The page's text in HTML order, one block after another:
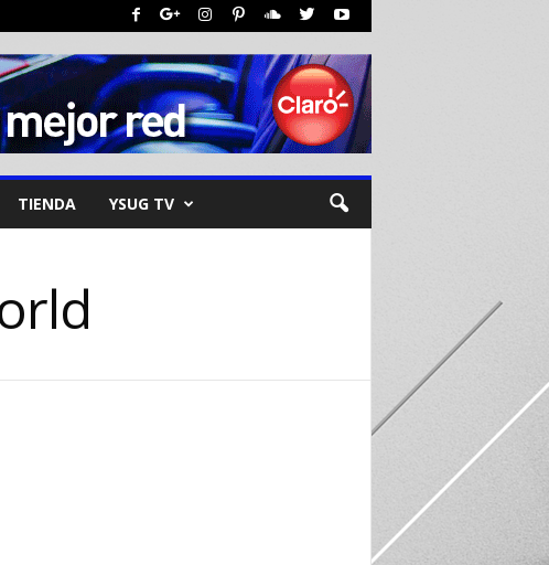
TIENDA YSUG TV